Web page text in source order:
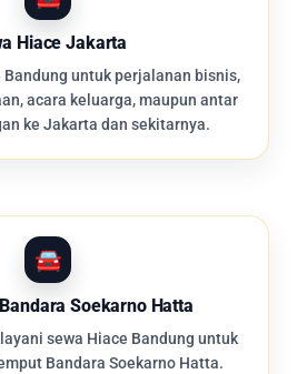
Hiace Jakarta
Bandung untuk perjalanan bisnis,
acara keluarga, maupun antar
ke Jakarta dan sekitarnya.
Soekarno Hatta
sewa Hiace Bandung untuk
Bandara Soekarno Hatta.